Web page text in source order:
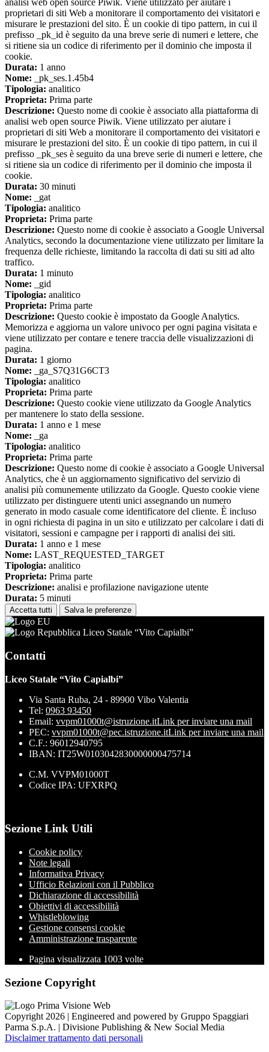
analisi web open source Piwik. Viene utilizzato per aiutare i
proprietari di siti Web a monitorare il comportamento dei visitatori e
misurare le prestazioni del sito. È un cookie di tipo pattern, in cui il
prefisso _pk_id è seguito da una breve serie di numeri e lettere, che
si ritiene sia un codice di riferimento per il dominio che imposta il
cookie.
Durata: 1 anno
Nome: _pk_ses.1.45b4
Tipologia: analitico
Proprieta: Prima parte
Descrizione: Questo nome di cookie è associato alla piattaforma di
analisi web open source Piwik. Viene utilizzato per aiutare i
proprietari di siti Web a monitorare il comportamento dei visitatori e
misurare le prestazioni del sito. È un cookie di tipo pattern, in cui il
prefisso _pk_ses è seguito da una breve serie di numeri e lettere, che
si ritiene sia un codice di riferimento per il dominio che imposta il
cookie.
Durata: 30 minuti
Nome: _gat
Tipologia: analitico
Proprieta: Prima parte
Descrizione: Questo nome di cookie è associato a Google Universal
Analytics, secondo la documentazione viene utilizzato per limitare la
frequenza delle richieste, limitando la raccolta di dati su siti ad alto
traffico.
Durata: 1 minuto
Nome: _gid
Tipologia: analitico
Proprieta: Prima parte
Descrizione: Questo cookie è impostato da Google Analytics.
Memorizza e aggiorna un valore univoco per ogni pagina visitata e
viene utilizzato per contare e tenere traccia delle visualizzazioni di
pagina.
Durata: 1 giorno
Nome: _ga_S7Q31G6CT3
Tipologia: analitico
Proprieta: Prima parte
Descrizione: Questo cookie viene utilizzato da Google Analytics
per mantenere lo stato della sessione.
Durata: 1 anno e 1 mese
Nome: _ga
Tipologia: analitico
Proprieta: Prima parte
Descrizione: Questo nome di cookie è associato a Google Universal
Analytics, che è un aggiornamento significativo del servizio di
analisi più comunemente utilizzato da Google. Questo cookie viene
utilizzato per distinguere utenti unici assegnando un numero
generato in modo casuale come identificatore del cliente. È incluso
in ogni richiesta di pagina in un sito e utilizzato per calcolare i dati di
visitatori, sessioni e campagne per i rapporti di analisi dei siti.
Durata: 1 anno e 1 mese
Nome: LAST_REQUESTED_TARGET
Tipologia: analitico
Proprieta: Prima parte
Descrizione: analisi e profilazione navigazione utente
Durata: 5 minuti
Accetta tutti Salva le preferenze
Liceo Statale “Vito Capialbi”
Contatti
Liceo Statale “Vito Capialbi”
Via Santa Ruba, 24 - 89900 Vibo Valentia
Tel: 0963 93450
Email: vvpm01000t@istruzione.itLink per inviare una mail
PEC: vvpm01000t@pec.istruzione.itLink per inviare una mail
C.F.: 96012940795
IBAN: IT25W0103042830000000475714
C.M. VVPM01000T
Codice IPA: UFXRPQ
Sezione Link Utili
Cookie policy
Note legali
Informativa Privacy
Ufficio Relazioni con il Pubblico
Dichiarazione di accessibilità
Obiettivi di accessibilità
Whistleblowing
Gestione consensi cookie
Amministrazione trasparente
Pagina visualizzata 1003 volte
Sezione Copyright
Copyright 2026 | Engineered and powered by Gruppo Spaggiari
Parma S.p.A. | Divisione Publishing & New Social Media
Disclaimer trattamento dati personali